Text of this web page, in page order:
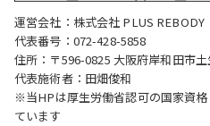
運営会社：株式会社 PLUS REBODY
代表番号：072-428-5858
住所：〒596-0825 大阪府岸和田市
代表施術者：田畑俊和
※当HPは厚生労働省認可の国家資
ています